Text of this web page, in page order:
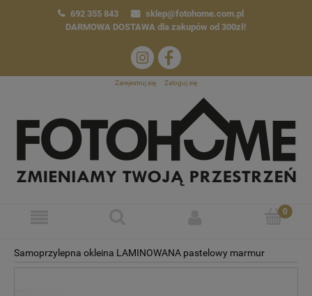
692 355 843
sklep@fotohome.com.pl
DARMOWA DOSTAWA dla zakupów od 300zł!
Zarejestruj się Zaloguj się
Samoprzylepna okleina LAMINOWANA pastelowy marmur